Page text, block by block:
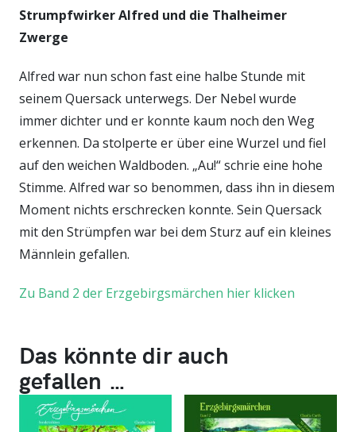
Strumpfwirker Alfred und die Thalheimer
Zwerge
Alfred war nun schon fast eine halbe Stunde mit
seinem Quersack unterwegs. Der Nebel wurde
immer dichter und er konnte kaum noch den Weg
erkennen. Da stolperte er über eine Wurzel und fiel
auf den weichen Waldboden. „Au!“ schrie eine hohe
Stimme. Alfred war so benommen, dass ihn in diesem
Moment nichts erschrecken konnte. Sein Quersack
mit den Strümpfen war bei dem Sturz auf ein kleines
Männlein gefallen.
Zu Band 2 der Erzgebirgsmärchen hier klicken
Das könnte dir auch
gefallen …